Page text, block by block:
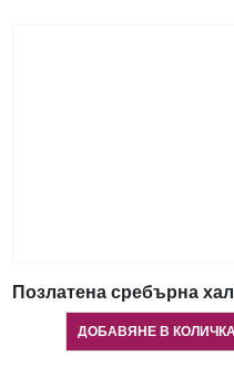
Позлатена сребърна
ДОБАВЯНЕ В